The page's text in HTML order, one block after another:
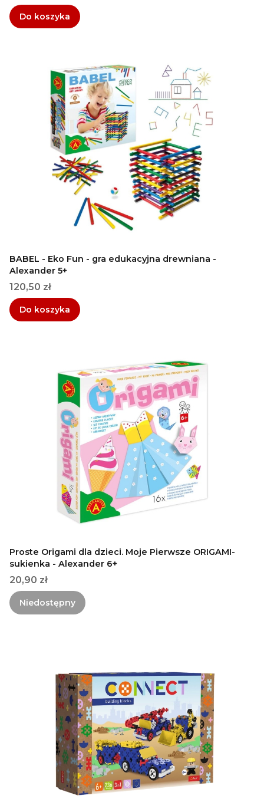
Do koszyka
BABEL - Eko Fun - gra edukacyjna drewniana -
Alexander 5+
Cena
120,50 zł
Do koszyka
Proste Origami dla dzieci. Moje Pierwsze ORIGAMI-
sukienka - Alexander 6+
Cena
20,90 zł
Niedostępny